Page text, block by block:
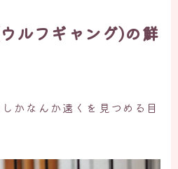
ルフギャング)の鮮
かなんか遠くを見つめる目